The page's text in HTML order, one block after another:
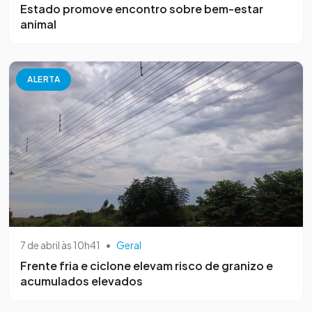
Estado promove encontro sobre bem-estar
animal
ALERTA
7 de abril às 10h41 • Geral
Frente fria e ciclone elevam risco de granizo e
acumulados elevados